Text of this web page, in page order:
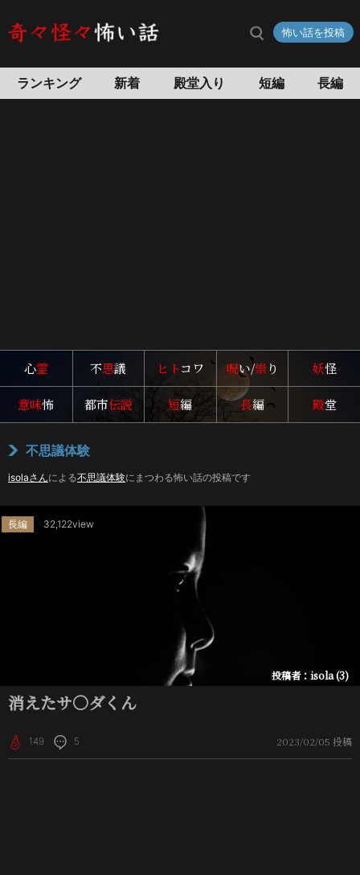
怖い話を投稿
ランキング 新着 殿堂入り 短編 長編
心霊 不思議 ヒトコワ 呪い/祟り 妖怪
意味怖 都市伝説 短編 長編 殿堂
不思議体験
isolaさんによる不思議体験にまつわる怖い話の投稿です
投稿者：isola (3)
長編 32,122view
消えたサ〇ダくん
149 5 2023/02/05 投稿